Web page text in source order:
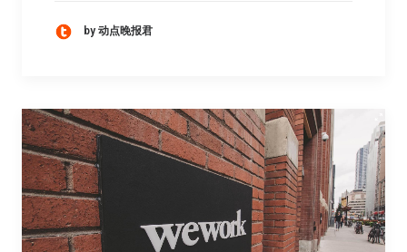
by 动点晚报君